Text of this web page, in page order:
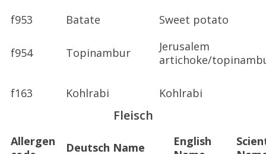
f953 Batate Sweet potato
f954 Topinambur
Jerusalem
artichoke/
f163 Kohlrabi Kohlrabi
Fleisch
Allergen
Deutsch Name
English